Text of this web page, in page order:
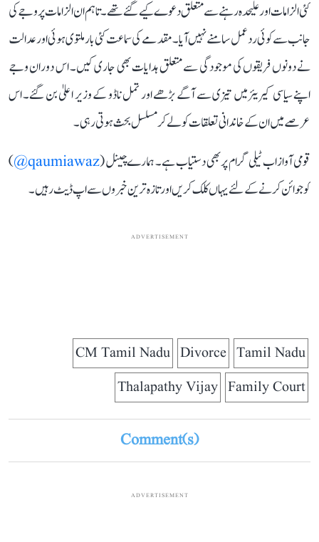
کئی الزامات اور علیحدہ رہنے سے متعلق دعوے کیے گئے تھے۔ تاہم ان الزامات پر وجے کی
جانب سے کوئی ردعمل سامنے نہیں آیا۔ مقدمے کی سماعت کئی بار ملتوی ہوئی اور عدالت
نے دونوں فریقوں کی موجودگی سے متعلق ہدایات بھی جاری کیں۔ اس دوران وجے
اپنے سیاسی کیریئر میں تیزی سے آگے بڑھے اور تمل ناڈو کے وزیر اعلیٰ بن گئے۔ اس
عرصے میں ان کے خاندانی تعلقات کو لے کر مسلسل بحث ہوتی رہی۔
قومی آواز اب ٹیلی گرام پر بھی دستیاب ہے۔ ہمارے چینل (qaumiawaz@
)
کو جوائن کرنے کے لئے یہاں کلک کریں اور تازہ ترین خبروں سے اپ ڈیٹ رہیں۔
ADVERTISEMENT
Tamil Nadu
Divorce
CM Tamil Nadu
Family Court
Thalapathy Vijay
Comment(s)
ADVERTISEMENT